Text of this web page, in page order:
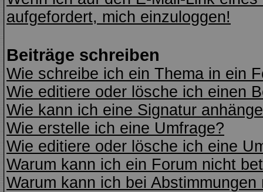
aufgefordert, mich einzuloggen!
Beiträge schreiben
Wie schreibe ich ein Thema in ein
Wie editiere oder lösche ich einen
Wie kann ich eine Signatur
Wie erstelle ich eine Umfrage?
Wie editiere oder lösche ich eine
Warum kann ich ein Forum nicht
Warum kann ich bei